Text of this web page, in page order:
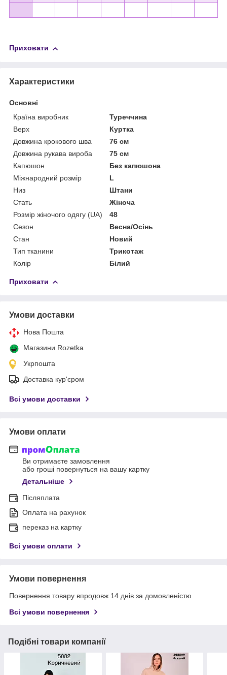
Приховати
Характеристики
Основні
Країна виробник
Туреччина
Верх
Куртка
Довжина крокового шва
76 см
Довжина рукава вироба
75 см
Капюшон
Без капюшона
Міжнародний розмір
L
Низ
Штани
Стать
Жіноча
Розмір жіночого одягу (UA)
48
Сезон
Весна/Осінь
Стан
Новий
Тип тканини
Трикотаж
Колір
Білий
Приховати
Умови доставки
Нова Пошта
Магазини Rozetka
Укрпошта
Доставка кур'єром
Всі умови доставки
Умови оплати
Ви отримаєте замовлення
або гроші повернуться на вашу картку
Детальніше
Післяплата
Оплата на рахунок
переказ на картку
Всі умови оплати
Умови повернення
Повернення товару впродовж 14 днів за домовленістю
Всі умови повернення
Подібні товари компанії